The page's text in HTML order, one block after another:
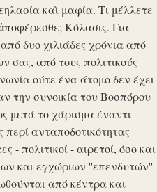
καὶ μαφία. Τι μέλλετε
Κόλασις. Για
δυο χιλιάδες χρόνια από
σας, από τους πολιτικούς
ούτε ένα άτομο δεν έχει
την συνοικία του Βοσπόρου
μετά το χάρισμα έναντι
ανταποδοτικότητας
- πολιτικοί - αιρετοί, όσο και
και εγχώριων ''επενδυτών''
από κέντρα και